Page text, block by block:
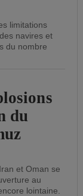
limitations
navires et
du nombre
du
et Oman se
au
lointaine.